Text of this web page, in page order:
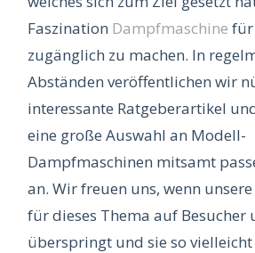
Faszination Dampfmaschine für
zugänglich zu machen. In
Abständen veröffentlichen wir
interessante Ratgeberartikel
eine große Auswahl an Modell-
Dampfmaschinen mitsamt
an. Wir freuen uns, wenn
für dieses Thema auf Besucher
überspringt und sie so vielleicht